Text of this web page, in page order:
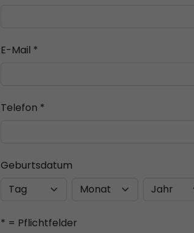
E-Mail *
Telefon *
Geburtsdatum
* = Pflichtfelder